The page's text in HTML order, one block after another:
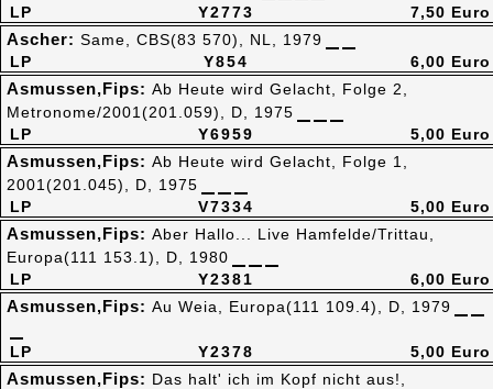
Y2773
LP
7,50 Euro
Y854
LP
Ascher: Same, CBS(83 570), NL, 1979
6,00 Euro
Y6959
LP
Asmussen,Fips: Ab Heute wird Gelacht, Folge 2,
Metronome/2001(201.059), D, 1975
5,00 Euro
V7334
LP
Asmussen,Fips: Ab Heute wird Gelacht, Folge 1,
2001(201.045), D, 1975
5,00 Euro
Y2381
LP
Asmussen,Fips: Aber Hallo... Live Hamfelde/Trittau,
Europa(111 153.1), D, 1980
6,00 Euro
Y2378
LP
Asmussen,Fips: Au Weia, Europa(111 109.4), D, 1979
5,00 Euro
Asmussen,Fips: Das halt' ich im Kopf nicht aus!,